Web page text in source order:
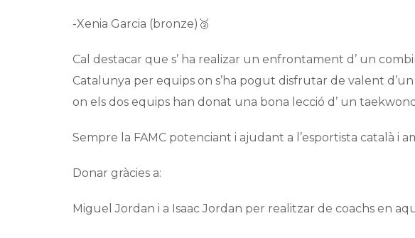
-Xenia Garcia (bronze)🥉
Cal destacar que s’ ha realizar un enfrontament d’ un
Catalunya per equips on s’ha pogut disfrutar de valent
on els dos equips han donat una bona lecció d’ un
Sempre la FAMC potenciant i ajudant a l’esportista català i
Donar gràcies a:
Miguel Jordan i a Isaac Jordan per realitzar de coachs en